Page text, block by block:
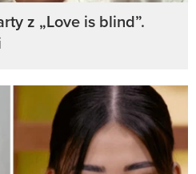
z „Love is blind”.